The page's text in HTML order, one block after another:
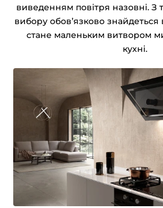
виведенням повітря назовні. З
вибору обов’язково знайдеться
стане маленьким витвором
кухні.